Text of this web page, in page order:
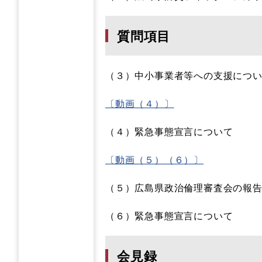
質問項目
（３）中小事業者等への支援につ
〔動画（４）〕
（４）緊急事態宣言について
〔動画（５）（６）〕
（５）広島県政治倫理審査会の報
（６）緊急事態宣言について
会見録